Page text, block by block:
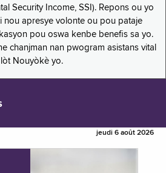
Security Income, SSI). Repons ou yo
nou apresye volonte ou pou pataje
pou oswa kenbe benefis sa yo.
chanjman nan pwogram asistans vital
Nouyòkè yo.
jeudi 6 août 2026